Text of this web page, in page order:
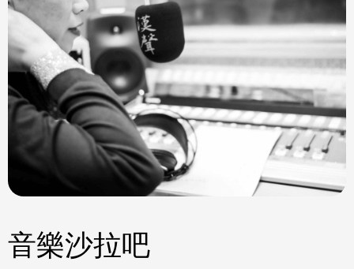
音樂沙拉吧